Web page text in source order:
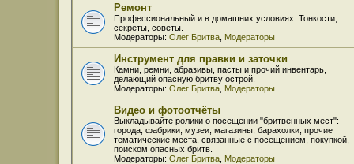
Ремонт
Профессиональный и в домашних условиях. Тонкости,
секреты, советы.
Модераторы: Олег Бритва Модераторы
Инструмент для правки и заточки
Камни, ремни, абразивы, пасты и прочий инвентарь,
делающий опасную бритву острой.
Модераторы: Олег Бритва Модераторы
Видео и фотоотчёты
Выкладывайте ролики о посещении "бритвенных мест":
города, фабрики, музеи, магазины, барахолки, прочие
тематические места, связанные с посещением, покупкой,
поиском опасных бритв.
Модераторы: Олег Бритва Модераторы